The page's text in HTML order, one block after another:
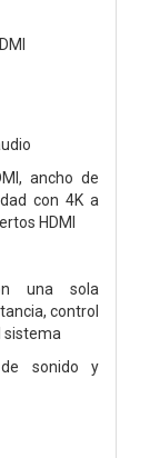
ancho de
con 4K a
HDMI
una sola
control
sistema
de sonido y